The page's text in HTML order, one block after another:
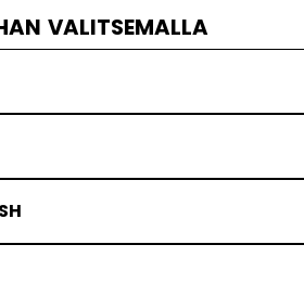
VALITSEMALLA